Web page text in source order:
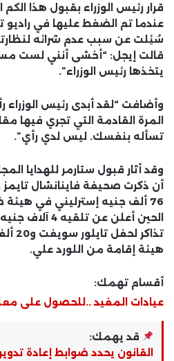
قرار رئيس الوزراء بقبول هذا الكم
عندما تم الضغط عليها في راديو
سُئِلت عن سبب عدم شرائه لنظارته
قالت إيجل: “أخشى أنني لست
يتخذها رئيس الوزراء”.
وأضافت “لقد أبدى رئيس الوزراء
المرة القادمة التي تجري فيها
تسأله بنفسك. ليس لدي رأي”.
وقد أثار قبول ستارمر للهدايا
أن ذكرت صحيفة فاينانشال تايمز
76 ألف جنيه إسترليني في
الحين أعلن عن
هيئة إقامة من اللورد علي.
أقسام تهمك:
عيادات المفيد ..للحصول على
قد يهمك:
القانون يحدد ضوابط إعادة